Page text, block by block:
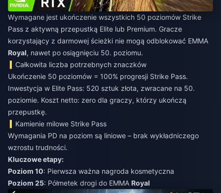
Wymagane jest ukończenie wszystkich 50 poziomów Strike
Pass z aktywną przepustką Elite lub Premium. Gracze
korzystający z darmowej ścieżki nie mogą odblokować EMMA
Royal, nawet po osiągnięciu 50. poziomu.
Całkowita liczba potrzebnych znaczków
Ukończenie 50 poziomów = 100% progresji Strike Pass.
Inwestycja w Elite Pass: 520 sztuk złota, zwracane na 50.
poziomie. Koszt netto: zero dla graczy, którzy ukończą
przepustkę.
Kamienie milowe Strike Pass
Wymagania PD na poziom są liniowe – brak wykładniczego
wzrostu trudności.
Kluczowe etapy:
Poziom 10: Pierwsza ważna nagroda kosmetyczna
Poziom 25: Półmetek drogi do EMMA Royal